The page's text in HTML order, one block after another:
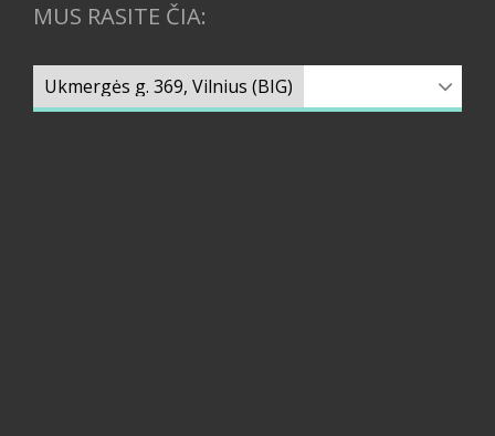
MUS RASITE ČIA: